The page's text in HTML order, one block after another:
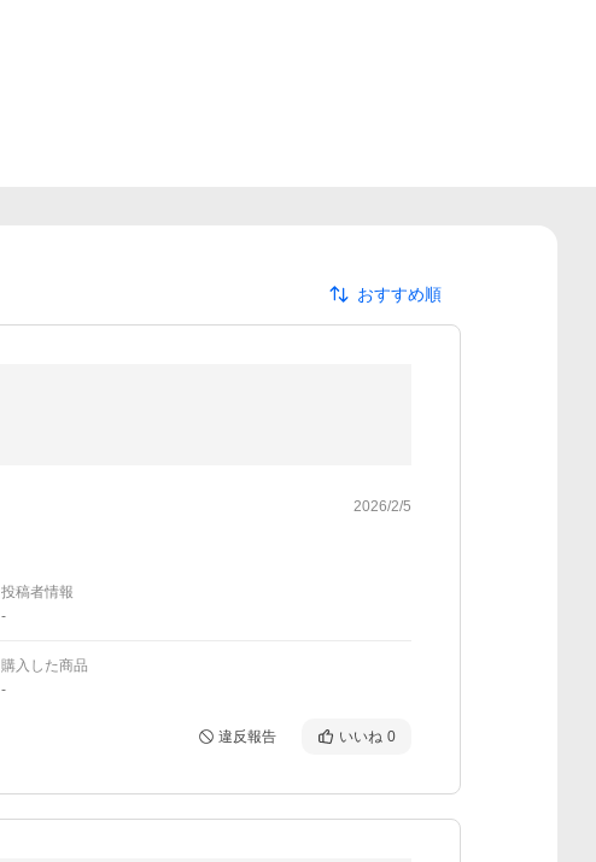
おすすめ順
2026/2/5
投稿者情報
-
購入した商品
-
違反報告 いいね 0